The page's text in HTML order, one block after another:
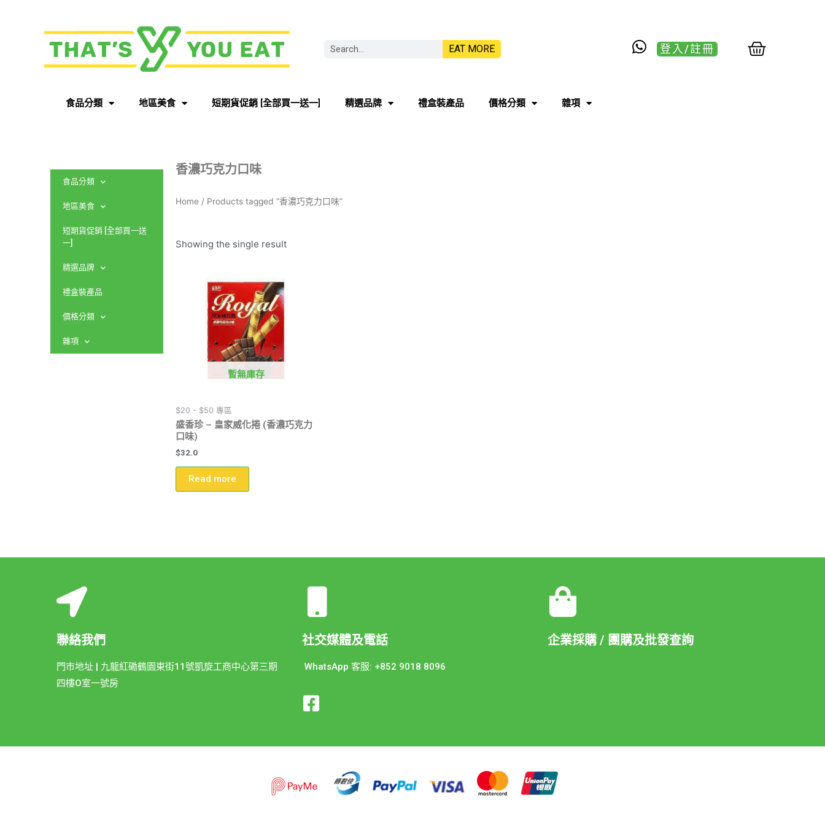
EAT MORE 登入/註冊
食品分類 地區美食 短期貨促銷 [全部買一送一] 精選品牌 禮盒裝產品 價格分類 雜項
食品分類
地區美食
短期貨促銷 [全部買一送
一]
精選品牌
禮盒裝產品
價格分類
雜項
香濃巧克力口味
Home / Products tagged “香濃巧克力口味”
Showing the single result
暫無庫存
$20 - $50 專區
盛香珍 – 皇家威化捲 (香濃巧克力
口味)
$32.0
Read more
聯絡我們
門市地址 | 九龍紅磡鶴園東街11號凱旋工商中心第三期
四樓O室一號房
社交媒體及電話
WhatsApp 客服: +852 9018 8096
企業採購 / 團購及批發查詢